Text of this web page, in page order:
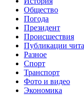
Общество
Погода
Президент
Происшествия
Публикации
Разное
Спорт
Транспорт
Фото и видео
Экономика